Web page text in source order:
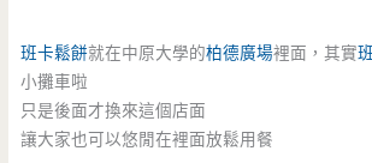
班卡鬆餅就在中原大學的柏德廣場裡面，其實
小攤車啦
只是後面才換來這個店面
讓大家也可以悠閒在裡面放鬆用餐